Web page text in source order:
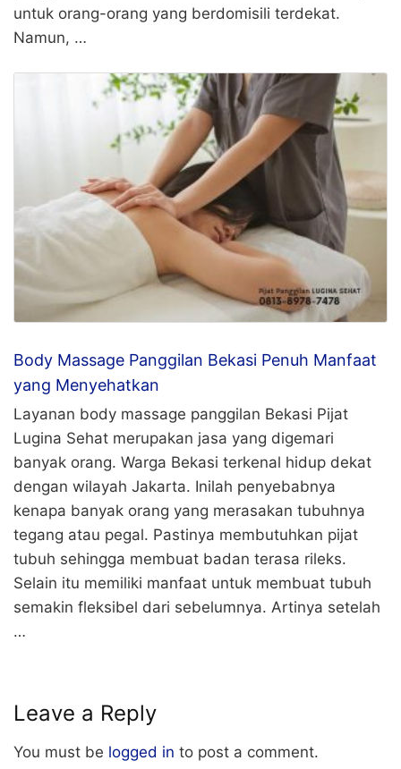
untuk orang-orang yang berdomisili terdekat.
Namun, …
Body Massage Panggilan Bekasi Penuh Manfaat
yang Menyehatkan
Layanan body massage panggilan Bekasi Pijat
Lugina Sehat merupakan jasa yang digemari
banyak orang. Warga Bekasi terkenal hidup dekat
dengan wilayah Jakarta. Inilah penyebabnya
kenapa banyak orang yang merasakan tubuhnya
tegang atau pegal. Pastinya membutuhkan pijat
tubuh sehingga membuat badan terasa rileks.
Selain itu memiliki manfaat untuk membuat tubuh
semakin fleksibel dari sebelumnya. Artinya setelah
…
Leave a Reply
You must be logged in to post a comment.